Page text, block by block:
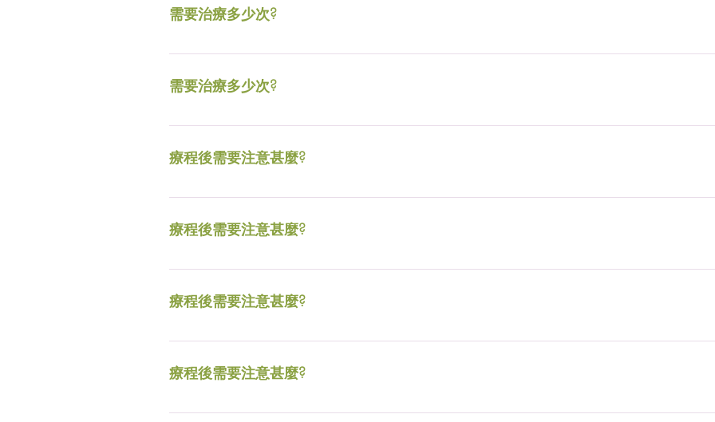
需要治療多少次?
視乎情況。一般針對性治療如色斑、毛孔、暗瘡等皮膚問題，建議7-10天治療一次，8-10次為一
需要治療多少次?
視乎情況。一般針對性治療如色斑、毛孔、暗瘡等皮膚問題，建議7-10天治療一次，8-10次為一
療程後需要注意甚麼?
淺層治療後2天內，切勿用力摩擦患處皮膚。深層治療則需要按照專業註冊西醫的指示護理患處
療程後需要注意甚麼?
淺層治療後2天內，切勿用力摩擦患處皮膚。深層治療則需要按照專業註冊西醫的指示護理患處
療程後需要注意甚麼?
淺層治療後2天內，切勿用力摩擦患處皮膚。深層治療則需要按照專業註冊西醫的指示護理患處
療程後需要注意甚麼?
淺層治療後2天內，切勿用力摩擦患處皮膚。深層治療則需要按照專業註冊西醫的指示護理患處